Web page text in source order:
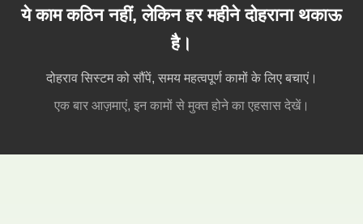
ये काम कठिन नहीं, लेकिन हर महीने दोहराना थकाऊ
है।
दोहराव सिस्टम को सौंपें, समय महत्वपूर्ण कामों के लिए बचाएं।
एक बार आज़माएं, इन कामों से मुक्त होने का एहसास देखें।